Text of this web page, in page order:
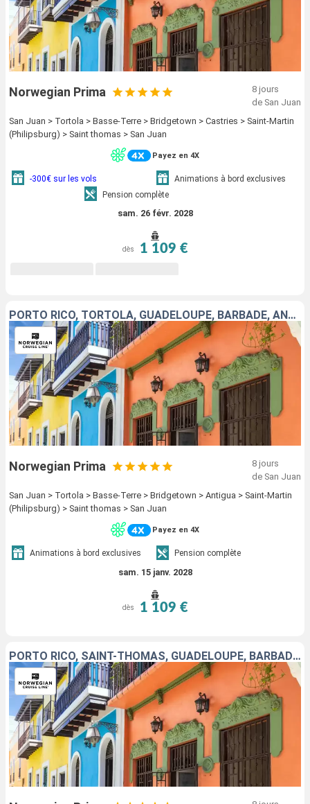
Norwegian Prima
8 jours
de San Juan
San Juan > Tortola > Basse-Terre > Bridgetown > Castries > Saint-Martin
(Philipsburg) > Saint thomas > San Juan
Payez en 4X
-300€ sur les vols
Animations à bord exclusives
Pension complète
sam. 26 févr. 2028
dès 1 109 €
PORTO RICO, TORTOLA, GUADELOUPE, BARBADE, ANTIGUA-ET-BARBUDA, SAINT-MARTIN, SAINT-THOMAS
Norwegian Prima
8 jours
de San Juan
San Juan > Tortola > Basse-Terre > Bridgetown > Antigua > Saint-Martin
(Philipsburg) > Saint thomas > San Juan
Payez en 4X
Animations à bord exclusives Pension complète
sam. 15 janv. 2028
dès 1 109 €
PORTO RICO, SAINT-THOMAS, GUADELOUPE, BARBADE, ANTIGUA-ET-BARBUDA, SAINT-MARTIN, TORTOLA